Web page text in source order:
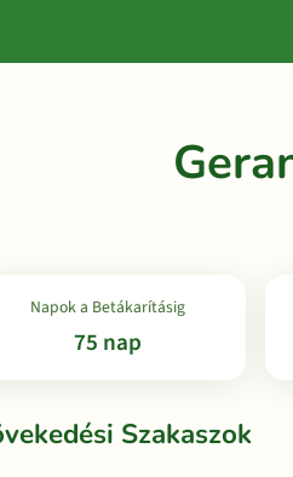
Napok a Betákarításig
75 nap
Szakaszok